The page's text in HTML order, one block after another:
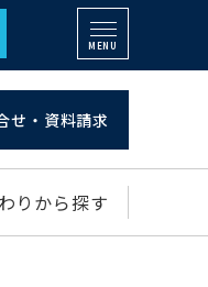
MENU
せ・資料請求
りから探す